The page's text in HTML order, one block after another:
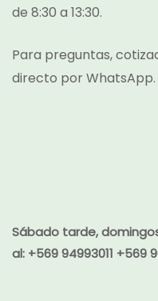
de 8:30 a 13:30.
Para preguntas,
directo porWhatsApp.
Sábado tarde,
al: +569 94993011 +569